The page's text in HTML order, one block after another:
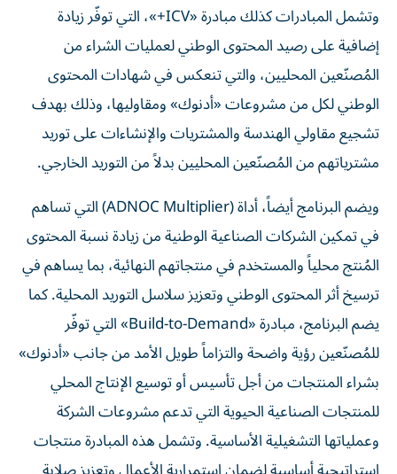
وتشمل المبادرات كذلك مبادرة «ICV+»، التي توفّر زيادة
إضافية على رصيد المحتوى الوطني لعمليات الشراء من
المُصنّعين المحليين، والتي تنعكس في شهادات المحتوى
الوطني لكل من مشروعات «أدنوك» ومقاوليها، وذلك بهدف
تشجيع مقاولي الهندسة والمشتريات والإنشاءات على توريد
مشترياتهم من المُصنّعين المحليين بدلاً من التوريد الخارجي.
ويضم البرنامج أيضاً، أداة (ADNOC Multiplier) التي تساهم
في تمكين الشركات الصناعية الوطنية من زيادة نسبة المحتوى
المُنتج محلياً والمستخدم في منتجاتهم النهائية، بما يساهم في
ترسيخ أثر المحتوى الوطني وتعزيز سلاسل التوريد المحلية. كما
يضم البرنامج، مبادرة «Build-to-Demand» التي توفّر
للمُصنّعين رؤية واضحة والتزاماً طويل الأمد من جانب «أدنوك»
بشراء المنتجات من أجل تأسيس أو توسيع الإنتاج المحلي
للمنتجات الصناعية الحيوية التي تدعم مشروعات الشركة
وعملياتها التشغيلية الأساسية. وتشمل هذه المبادرة منتجات